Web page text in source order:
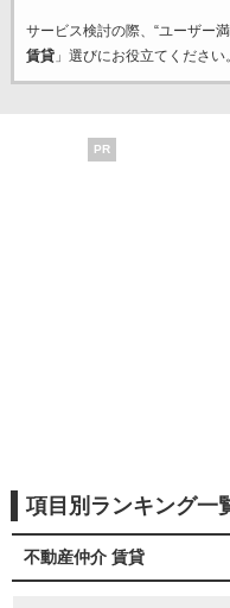
サービス検討の際、“ユーザー
賃貸」選びにお役立てください。
PR
項目別ランキング一
不動産仲介 賃貸